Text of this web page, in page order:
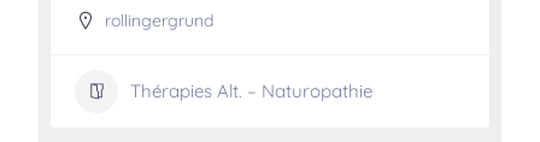
rollingergrund
Thérapies Alt. – Naturopathie